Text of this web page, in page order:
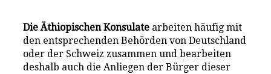
Die Äthiopischen Konsulate arbeiten häufig mit
den entsprechenden Behörden von Deutschland
oder der Schweiz zusammen und bearbeiten
deshalb auch die Anliegen der Bürger dieser